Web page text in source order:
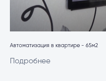
Автоматизация в квартире - 65м2
Подробнее